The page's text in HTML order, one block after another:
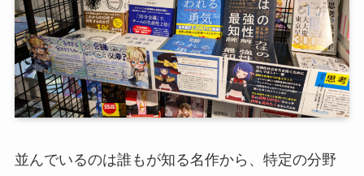
並んでいるのは誰もが知る名作から、特定の分野